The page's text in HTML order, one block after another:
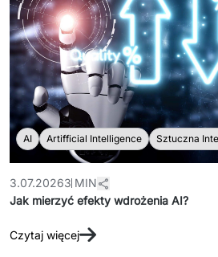
AI Artifficial Intelligence Sztuczna
3.07.20263 MIN
Jak mierzyć efekty wdrożenia AI?
Czytaj więcej